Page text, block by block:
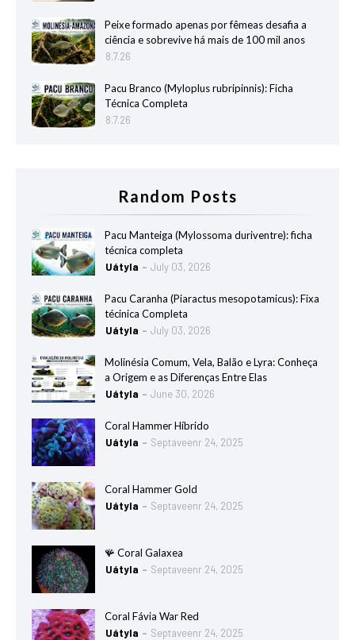
Peixe formado apenas por fêmeas desafia a
ciência e sobrevive há mais de 100 mil anos
8.7.26
Pacu Branco (Myloplus rubripinnis): Ficha
Técnica Completa
8.7.26
Random Posts
Pacu Manteiga (Mylossoma duriventre): ficha
técnica completa
Uátyla
July 03, 2026
Pacu Caranha (Piaractus mesopotamicus): Fixa
técinica Completa
Uátyla
July 03, 2026
Molinésia Comum, Vela, Balão e Lyra: Conheça
a Origem e as Diferenças Entre Elas
Uátyla
June 30, 2026
Coral Hammer Híbrido
Uátyla
Septaveenr 24, 2025
Coral Hammer Gold
Uátyla
Septaveenr 24, 2025
🪸 Coral Galaxea
Uátyla
Septaveenr 24, 2025
Coral Fávia War Red
Uátyla
Septaveenr 24, 2025